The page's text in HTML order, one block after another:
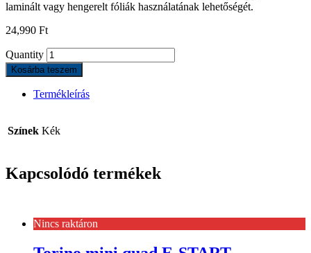
laminált vagy hengerelt fóliák használatának lehetőségét.
24,990 Ft
Quantity
Kosárba teszem
Termékleírás
Színek Kék
Kapcsolódó termékek
Nincs raktáron